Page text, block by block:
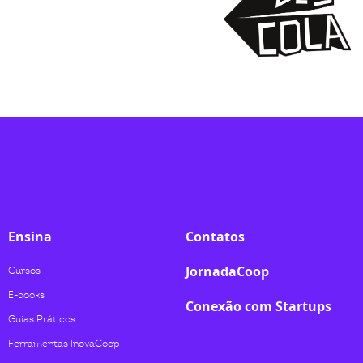
Ensina
Cursos
E-books
Guias Práticos
Ferramentas InovaCoop
Contatos
JornadaCoop
Conexão com Startups